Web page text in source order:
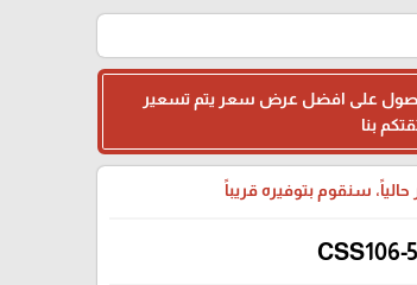
للحصول على افضل عرض سعر يتم تسعير
سنقوم بتوفيره قريباً
CSS106-